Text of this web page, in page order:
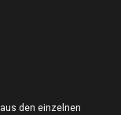
den einzelnen